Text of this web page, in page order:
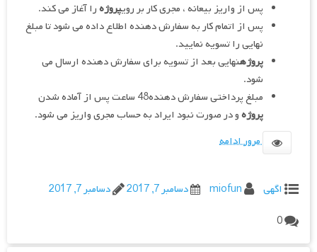
پس از واریز بیعانه ، مجری کار بر رویپروژهرا آغاز می کند.
پس از اتمام کار به سفارش دهنده اطلاع داده می شود تا مبلغ
نهایی را تسویه نمایید.
پروژهنهایی بعد از تسویه برای سفارش دهنده ارسال می
شود.
مبلغ پرداختی سفارش دهنده48 ساعت پس از آماده شدن
پروژهو در صورت نبود ایراد به حساب مجری واریز می شود.
مرور ادامه
اگهی miofun دسامبر 7, 2017
دسامبر 7, 2017
0